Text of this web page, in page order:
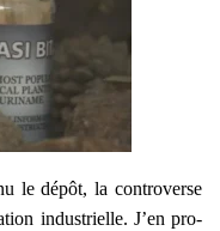
le dépôt, la contro­verse
indus­trielle. J’en pro­